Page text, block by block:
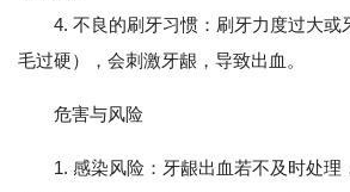
4. 不良的刷牙习惯：刷牙力度过大或
毛过硬），会刺激牙龈，导致出血。
危害与风险
1. 感染风险：牙龈出血若不及时处理